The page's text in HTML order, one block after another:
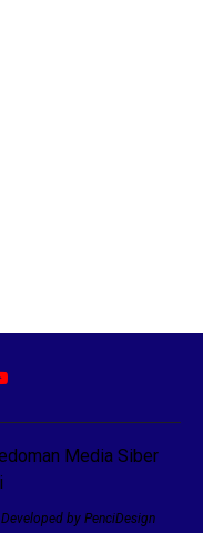
Media Siber
by PenciDesign